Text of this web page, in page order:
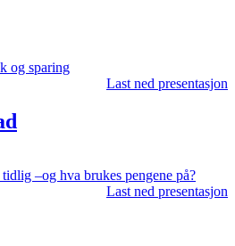
og sparing
Last ned presentasjon
–og hva brukes pengene på?
Last ned presentasjon